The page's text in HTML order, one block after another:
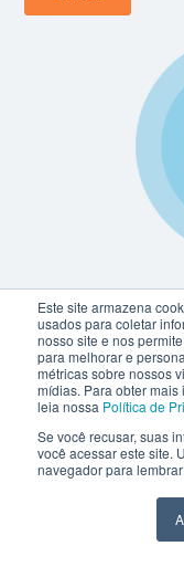
Este site armazena
usados para coletar
nosso site e nos
para melhorar e
métricas sobre nossos
mídias. Para obter
leia nossa Política de
Se você recusar, suas
você acessar este site.
navegador para